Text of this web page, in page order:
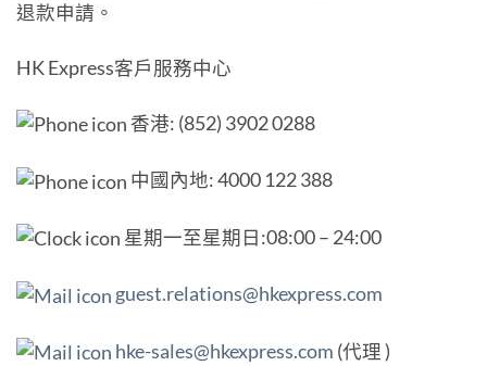
退款申請。
HK Express客戶服務中心
香港: (852) 3902 0288
中國內地: 4000 122 388
星期一至星期日:08:00 – 24:00
guest.relations@hkexpress.com
hke-sales@hkexpress.com (代理 )